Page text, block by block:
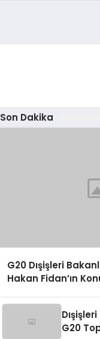
Son Dakika
G20 Dışişleri
Hakan Fidan’ın
G20